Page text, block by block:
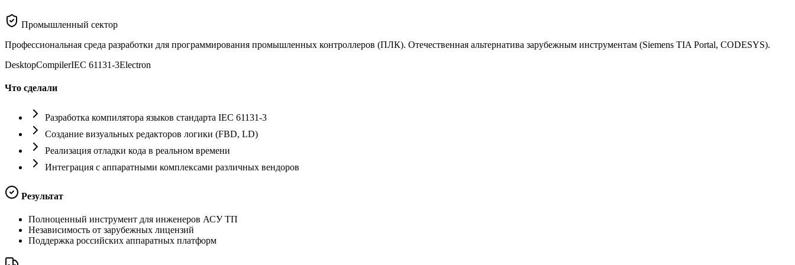
Промышленный сектор
Профессиональная среда разработки для программирования промышленных контроллеров (ПЛК). Отечественная альтернатива зарубежным инструментам (Siemens TIA Portal, CODESYS).
DesktopCompilerIEC 61131-3Electron
Что сделали
Разработка компилятора языков стандарта IEC 61131-3
Создание визуальных редакторов логики (FBD, LD)
Реализация отладки кода в реальном времени
Интеграция с аппаратными комплексами различных вендоров
Результат
Полноценный инструмент для инженеров АСУ ТП
Независимость от зарубежных лицензий
Поддержка российских аппаратных платформ